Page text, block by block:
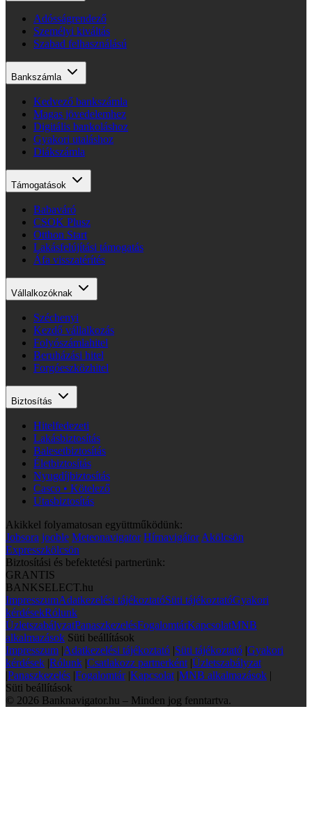
Adósságrendező
Személyi kiváltás
Szabad felhasználású
Bankszámla
Kedvező bankszámla
Magas jövedelemhez
Digitális bankoláshoz
Gyakori utaláshoz
Diákszámla
Támogatások
Babaváró
CSOK Plusz
Otthon Start
Lakásfelújítási támogatás
Áfa visszatérítés
Vállalkozóknak
Széchenyi
Kezdő vállalkozás
Folyószámlahitel
Beruházási hitel
Forgóeszközhitel
Biztosítás
Hitelfedezeti
Lakásbiztosítás
Balesetbiztosítás
Életbiztosítás
Nyugdíjbiztosítás
Casco • Kötelező
Utasbiztosítás
Akikkel folyamatosan együttműködünk:
Jobsora jooble Meteonavigator Hírnavigátor Akölcsön
Expresszkölcsön
Biztosítási és befektetési partnerünk:
GRANTIS
BANKSELECT.hu
ImpresszumAdatkezelési tájékoztatóSüti tájékoztatóGyakori
kérdésekRólunk
ÜzletszabályzatPanaszkezelésFogalomtárKapcsolatMNB
alkalmazások Süti beállítások
Impresszum |Adatkezelési tájékoztató |Süti tájékoztató |Gyakori
kérdések |Rólunk |Csatlakozz partnerként |Üzletszabályzat
|Panaszkezelés |Fogalomtár |Kapcsolat |MNB alkalmazások |
Süti beállítások
© 2026 Banknavigator.hu – Minden jog fenntartva.